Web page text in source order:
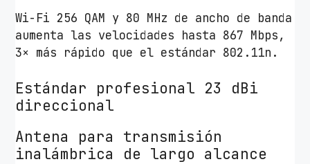
Wi-Fi 256 QAM y 80 MHz de ancho de banda
aumenta las velocidades hasta 867 Mbps,
3× más rápido que el estándar 802.11n.
Estándar profesional 23 dBi
direccional
Antena para transmisión
inalámbrica de largo alcance